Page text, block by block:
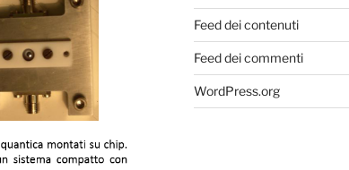
Feed dei contenuti
Feed dei commenti
WordPress.org